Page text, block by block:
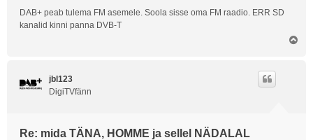
u
s
DAB+ peab tulema FM asemele. Soola sisse oma FM raadio. ERR SD
kanalid kinni panna DVB-T
jbl123
DigiTVfänn
Re: mida TÄNA, HOMME ja sellel NÄDALAL